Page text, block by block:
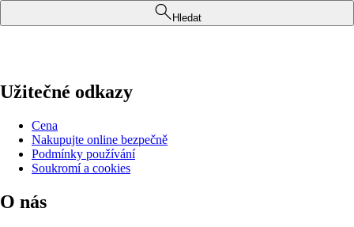
Hledat
Užitečné odkazy
Cena
Nakupujte online bezpečně
Podmínky používání
Soukromí a cookies
O nás